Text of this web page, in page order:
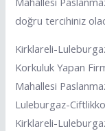
doğru tercihiniz
Kirklareli-
Korkuluk Yapan
Mahallesi
Luleburgaz-
Kirklareli-